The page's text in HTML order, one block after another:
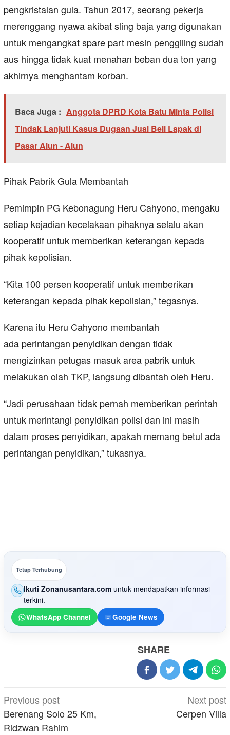
pengkristalan gula. Tahun 2017, seorang pekerja
merenggang nyawa akibat sling baja yang digunakan
untuk mengangkat spare part mesin penggiling sudah
aus hingga tidak kuat menahan beban dua ton yang
akhirnya menghantam korban.
Baca Juga : Anggota DPRD Kota Batu Minta Polisi
Tindak Lanjuti Kasus Dugaan Jual Beli Lapak di
Pasar Alun - Alun
Pihak Pabrik Gula Membantah
Pemimpin PG Kebonagung Heru Cahyono, mengaku
setiap kejadian kecelakaan pihaknya selalu akan
kooperatif untuk memberikan keterangan kepada
pihak kepolisian.
“Kita 100 persen kooperatif untuk memberikan
keterangan kepada pihak kepolisian,” tegasnya.
Karena itu Heru Cahyono membantah
ada perintangan penyidikan dengan tidak
mengizinkan petugas masuk area pabrik untuk
melakukan olah TKP, langsung dibantah oleh Heru.
“Jadi perusahaan tidak pernah memberikan perintah
untuk merintangi penyidikan polisi dan ini masih
dalam proses penyidikan, apakah memang betul ada
perintangan penyidikan,” tukasnya.
Tetap Terhubung
Ikuti Zonanusantara.com untuk mendapatkan informasi
terkini.
WhatsApp Channel Google News
SHARE
Post
navigation
Previous post
Berenang Solo 25 Km,
Ridzwan Rahim
Next post
Cerpen Villa